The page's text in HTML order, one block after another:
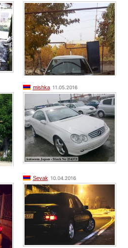
mishka 11.05.2016
Sevak 10.04.2016